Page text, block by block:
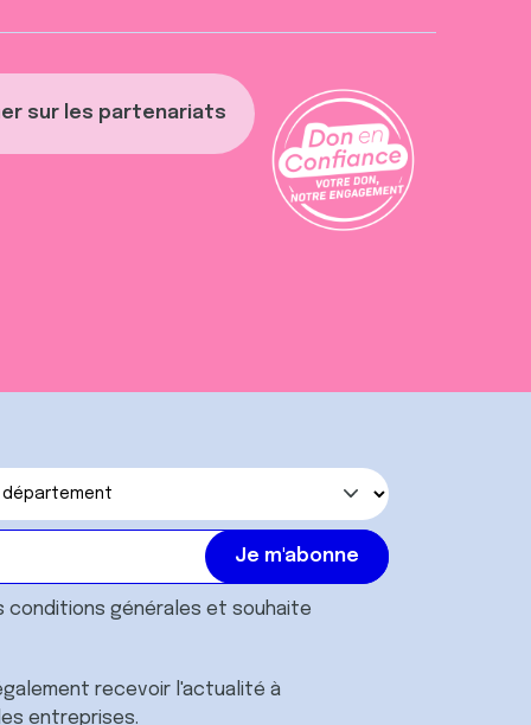
sur les partenariats
conditions générales et souhaite
recevoir l'actualité à
entreprises.